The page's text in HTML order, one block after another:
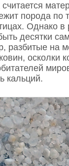
порода по
Однако в
десятки
разбитые на
осколки
кальций.